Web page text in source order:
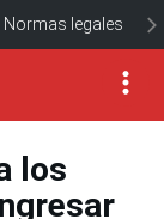
Normas legales
los